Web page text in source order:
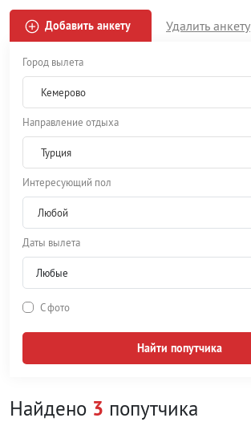
Добавить анкету Удалить анкету
Город вылета
Кемерово
Направление отдыха
Турция
Интересующий пол
Любой
Даты вылета
Найти попутчика
С фото
Найдено 3 попутчика